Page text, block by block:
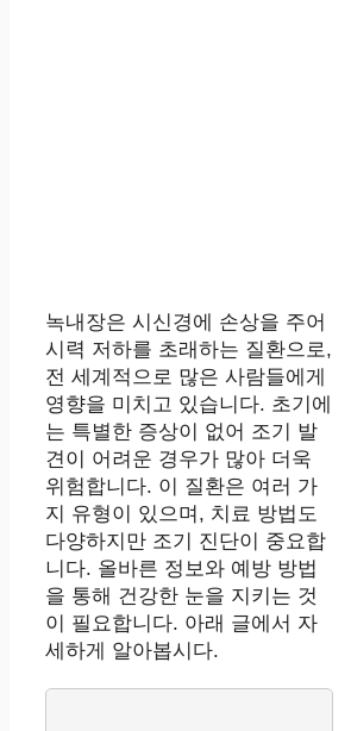
녹내장은 시신경에 손상을 주어
시력 저하를 초래하는 질환으로,
전 세계적으로 많은 사람들에게
영향을 미치고 있습니다. 초기에
는 특별한 증상이 없어 조기 발
견이 어려운 경우가 많아 더욱
위험합니다. 이 질환은 여러 가
지 유형이 있으며, 치료 방법도
다양하지만 조기 진단이 중요합
니다. 올바른 정보와 예방 방법
을 통해 건강한 눈을 지키는 것
이 필요합니다. 아래 글에서 자
세하게 알아봅시다.